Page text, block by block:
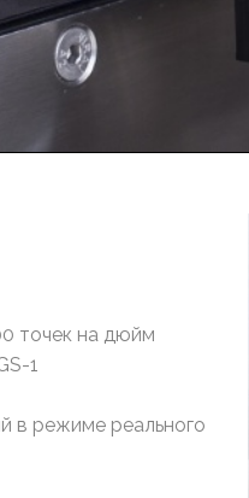
точек на дюйм
1
в режиме реального